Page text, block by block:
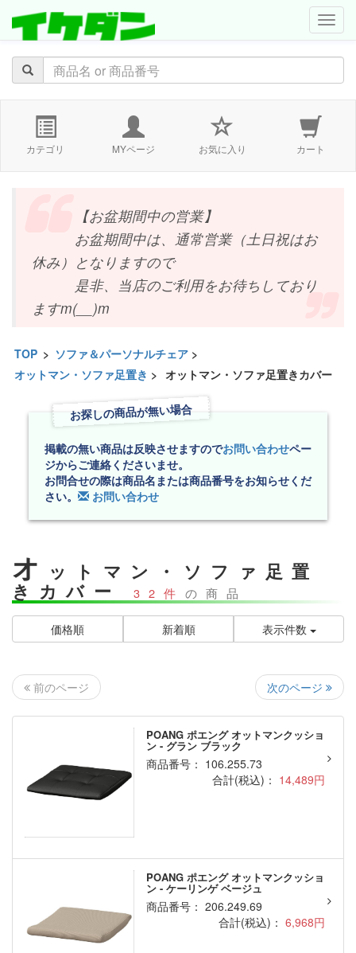
カテゴリ MYページ お気に入り カート
【お盆期間中の営業】
お盆期間中は、通常営業（土日祝はお
休み）となりますので
是非、当店のご利用をお待ちしており
ますm(__)m
TOP > ソファ＆パーソナルチェア >
オットマン・ソファ足置き > オットマン・ソファ足置きカバー
お探しの商品が無い場合
掲載の無い商品は反映させますのでお問い合わせペー
ジからご連絡くださいませ。
お問合せの際は商品名または商品番号をお知らせくだ
さい。
お問い合わせ
オ ットマン・ソファ足置
きカバー 32件 の商品
価格順 新着順 表示件数
前のページ 次のページ
POANG ポエング オットマンクッショ
ン - グラン ブラック
商品番号： 106.255.73
合計(税込)： 14,489円
POANG ポエング オットマンクッショ
ン - ケーリンゲ ベージュ
商品番号： 206.249.69
合計(税込)： 6,968円